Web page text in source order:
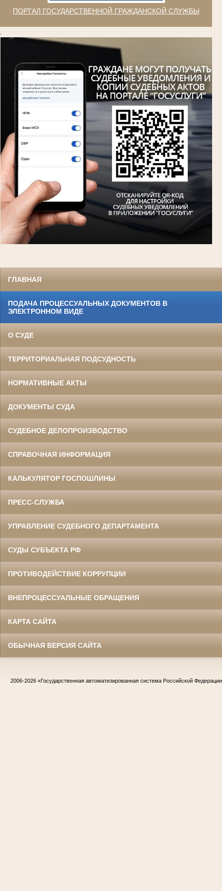
ПОРТАЛ ГОСУДАРСТВЕННОЙ ГРАЖДАНСКОЙ СЛУЖБЫ
ГЛАВНАЯ
ПОДАЧА ПРОЦЕССУАЛЬНЫХ ДОКУМЕНТОВ В
ЭЛЕКТРОННОМ ВИДЕ
О СУДЕ
ТЕРРИТОРИАЛЬНАЯ ПОДСУДНОСТЬ
НОРМАТИВНЫЕ АКТЫ
ДОКУМЕНТЫ СУДА
СУДЕБНОЕ ДЕЛОПРОИЗВОДСТВО
СПРАВОЧНАЯ ИНФОРМАЦИЯ
КАЛЬКУЛЯТОР ГОСПОШЛИНЫ
ПРЕСС-СЛУЖБА
УПРАВЛЕНИЕ СУДЕБНОГО ДЕПАРТАМЕНТА
СУДЫ СУБЪЕКТА РФ
ПРОТИВОДЕЙСТВИЕ КОРРУПЦИИ
ВНЕПРОЦЕССУАЛЬНЫЕ ОБРАЩЕНИЯ
КАРТА САЙТА
ОБЫЧНАЯ ВЕРСИЯ САЙТА
2006-2026 «Государственная автоматизированная система Российской